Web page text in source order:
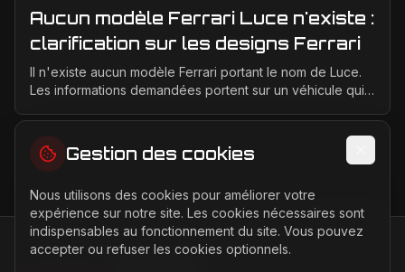
Aucun modèle Ferrari Luce n'existe :
clarification sur les designs Ferrari
Il n'existe aucun modèle Ferrari portant le nom de Luce.
Les informations demandées portent sur un véhicule qui
Gestion des cookies
Nous utilisons des cookies pour améliorer votre
expérience sur notre site. Les cookies nécessaires sont
indispensables au fonctionnement du site. Vous pouvez
accepter ou refuser les cookies optionnels.